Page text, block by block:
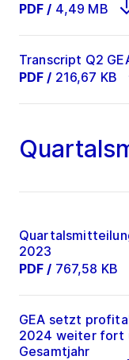
PDF / 4,49 MB
Transcript Q2
PDF / 216,67 KB
2023
PDF / 767,58 KB
GEA setzt
2024 weiter fort
Gesamtjahr